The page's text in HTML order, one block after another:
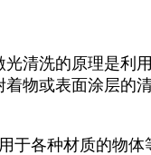
清洗的原理是
物或表面涂层的
各种材质的物